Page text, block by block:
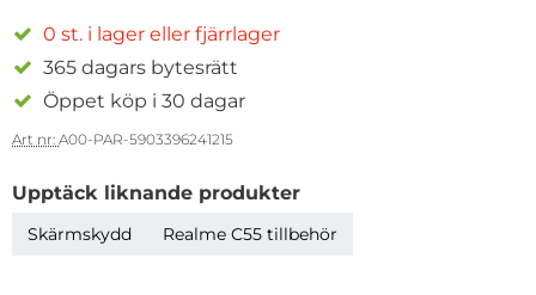
0 st. i lager eller fjärrlager
365 dagars bytesrätt
Öppet köp i 30 dagar
Art nr: A00-PAR-5903396241215
Upptäck liknande produkter
Skärmskydd Realme C55 tillbehör